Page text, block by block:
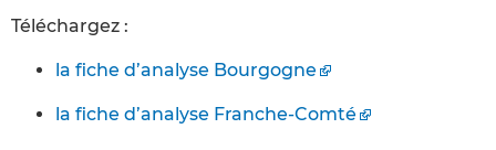
Téléchargez :
la fiche d’analyse Bourgogne
la fiche d’analyse Franche-Comté